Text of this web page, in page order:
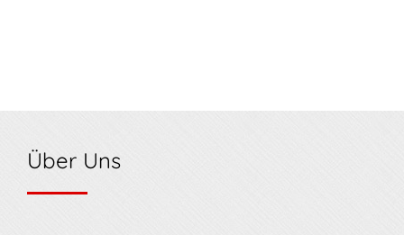
Über Uns